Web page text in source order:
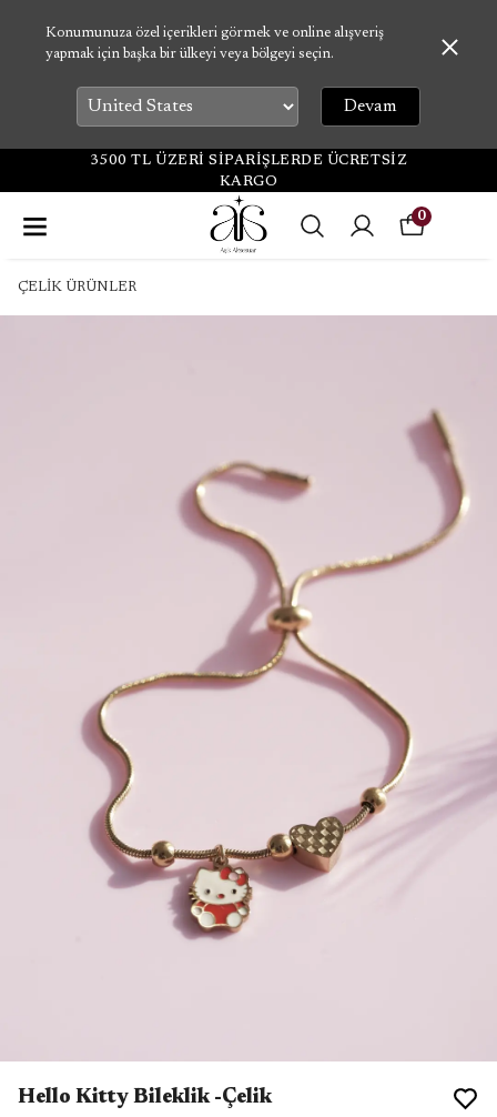
Konumunuza özel içerikleri görmek ve online alışveriş
yapmak için başka bir ülkeyi veya bölgeyi seçin.
Devam
3500 TL ÜZERİ SİPARİŞLERDE ÜCRETSİZ
KARGO
0
ÇELİK ÜRÜNLER
Hello Kitty Bileklik -Çelik